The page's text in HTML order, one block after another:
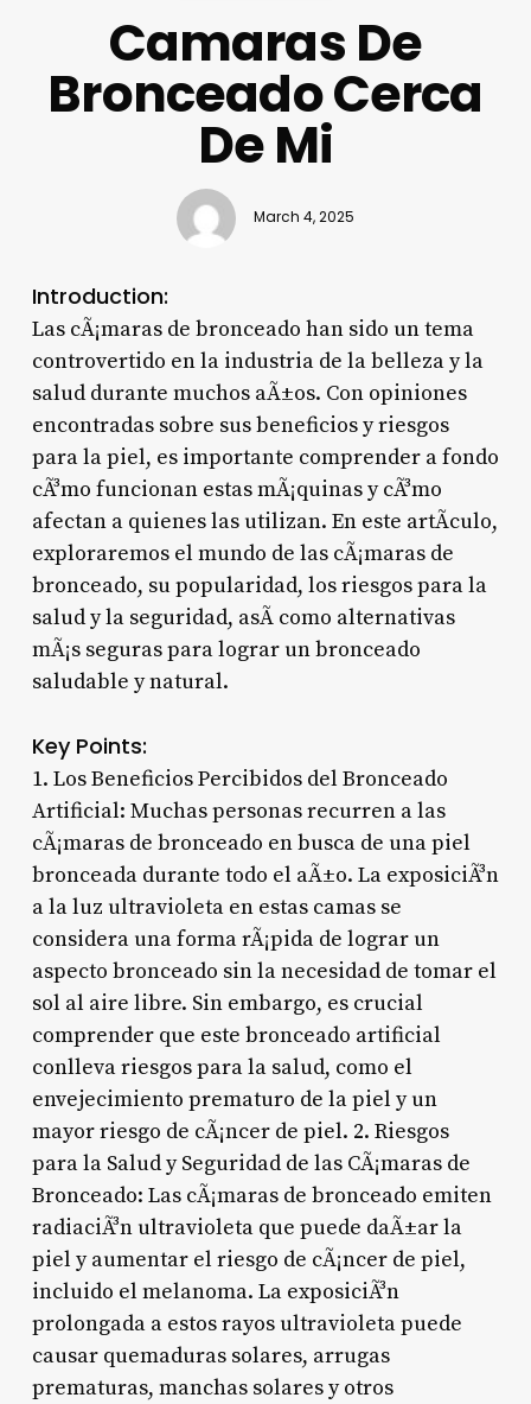
Camaras De
Bronceado Cerca
De Mi
March 4, 2025
Introduction:
Las cÃ¡maras de bronceado han sido un tema
controvertido en la industria de la belleza y la
salud durante muchos aÃ±os. Con opiniones
encontradas sobre sus beneficios y riesgos
para la piel, es importante comprender a fondo
cÃ³mo funcionan estas mÃ¡quinas y cÃ³mo
afectan a quienes las utilizan. En este artÃ­culo,
exploraremos el mundo de las cÃ¡maras de
bronceado, su popularidad, los riesgos para la
salud y la seguridad, asÃ­ como alternativas
mÃ¡s seguras para lograr un bronceado
saludable y natural.
Key Points:
1. Los Beneficios Percibidos del Bronceado
Artificial: Muchas personas recurren a las
cÃ¡maras de bronceado en busca de una piel
bronceada durante todo el aÃ±o. La exposiciÃ³n
a la luz ultravioleta en estas camas se
considera una forma rÃ¡pida de lograr un
aspecto bronceado sin la necesidad de tomar el
sol al aire libre. Sin embargo, es crucial
comprender que este bronceado artificial
conlleva riesgos para la salud, como el
envejecimiento prematuro de la piel y un
mayor riesgo de cÃ¡ncer de piel. 2. Riesgos
para la Salud y Seguridad de las CÃ¡maras de
Bronceado: Las cÃ¡maras de bronceado emiten
radiaciÃ³n ultravioleta que puede daÃ±ar la
piel y aumentar el riesgo de cÃ¡ncer de piel,
incluido el melanoma. La exposiciÃ³n
prolongada a estos rayos ultravioleta puede
causar quemaduras solares, arrugas
prematuras, manchas solares y otros